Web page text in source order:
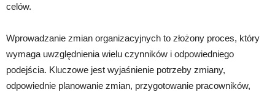
celów.
Wprowadzanie zmian organizacyjnych to złożony proces, który
wymaga uwzględnienia wielu czynników i odpowiedniego
podejścia. Kluczowe jest wyjaśnienie potrzeby zmiany,
odpowiednie planowanie zmian, przygotowanie pracowników,